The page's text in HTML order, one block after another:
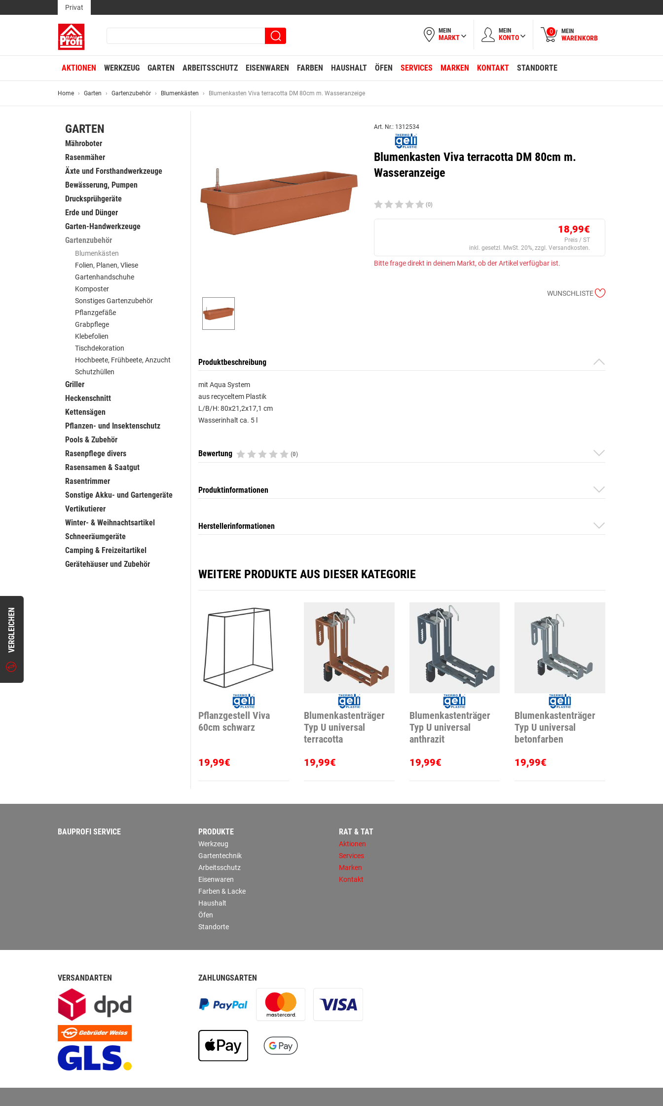
VERGLEICHEN
Privat
MEIN
MARKT
MEIN
KONTO
0 MEIN
WARENKORB
AKTIONEN WERKZEUG GARTEN ARBEITSSCHUTZ EISENWAREN FARBEN HAUSHALT ÖFEN SERVICES MARKEN KONTAKT STANDORTE
Home Garten Gartenzubehör Blumenkästen Blumenkasten Viva terracotta DM 80cm m. Wasseranzeige
GARTEN
Mähroboter
Rasenmäher
Äxte und Forsthandwerkzeuge
Bewässerung, Pumpen
Drucksprühgeräte
Erde und Dünger
Garten-Handwerkzeuge
Gartenzubehör
Blumenkästen
Folien, Planen, Vliese
Gartenhandschuhe
Komposter
Sonstiges Gartenzubehör
Pflanzgefäße
Grabpflege
Klebefolien
Tischdekoration
Hochbeete, Frühbeete, Anzucht
Schutzhüllen
Griller
Heckenschnitt
Kettensägen
Pflanzen- und Insektenschutz
Pools & Zubehör
Rasenpflege divers
Rasensamen & Saatgut
Rasentrimmer
Sonstige Akku- und Gartengeräte
Vertikutierer
Winter- & Weihnachtsartikel
Schneeräumgeräte
Camping & Freizeitartikel
Gerätehäuser und Zubehör
Art. Nr.: 1312534
Blumenkasten Viva terracotta DM 80cm m.
Wasseranzeige
(0)
18,99€
Preis / ST
inkl. gesetzl. MwSt. 20%, zzgl. Versandkosten.
Bitte frage direkt in deinem Markt, ob der Artikel verfügbar ist.
WUNSCHLISTE
Produktbeschreibung
mit Aqua System
aus recyceltem Plastik
L/B/H: 80x21,2x17,1 cm
Wasserinhalt ca. 5 l
Bewertung (0)
Produktinformationen
Herstellerinformationen
WEITERE PRODUKTE AUS DIESER KATEGORIE
Pflanzgestell Viva
60cm schwarz
19,99€
Blumenkastenträger
Typ U universal
terracotta
19,99€
Blumenkastenträger
Typ U universal
anthrazit
19,99€
Blumenkastenträger
Typ U universal
betonfarben
19,99€
BAUPROFI SERVICE PRODUKTE
Werkzeug
Gartentechnik
Arbeitsschutz
Eisenwaren
Farben & Lacke
Haushalt
Öfen
Standorte
RAT & TAT
Aktionen
Services
Marken
Kontakt
VERSANDARTEN ZAHLUNGSARTEN